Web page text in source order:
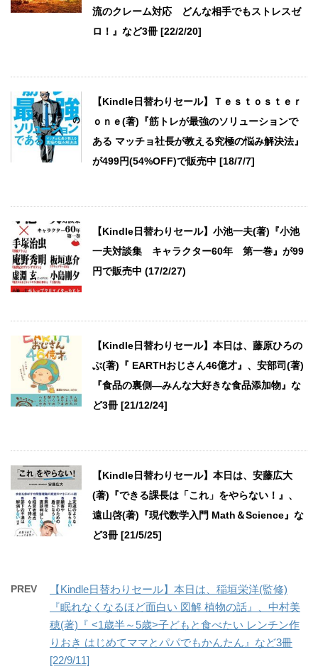
流のクレーム対応 どんな相手でもストレスゼ
ロ！』など3冊 [22/2/20]
【Kindle日替わりセール】Ｔｅｓｔｏｓｔｅｒ
ｏｎｅ(著)『筋トレが最強のソリューションで
ある マッチョ社長が教える究極の悩み解決法』
が499円(54%OFF)で販売中 [18/7/7]
【Kindle日替わりセール】小池一夫(著)『小池
一夫対談集 キャラクター60年 第一巻』が99
円で販売中 (17/2/27)
【Kindle日替わりセール】本日は、藤原ひろの
ぶ(著)『 EARTHおじさん46億才』、安部司(著)
『食品の裏側―みんな大好きな食品添加物』な
ど3冊 [21/12/24]
【Kindle日替わりセール】本日は、安藤広大
(著)『できる課長は「これ」をやらない！』、
遠山啓(著)『現代数学入門 Math＆Science』な
ど3冊 [21/5/25]
PREV
【Kindle日替わりセール】本日は、稲垣栄洋(監修)
『眠れなくなるほど面白い 図解 植物の話』、中村美
穂(著)『 <1歳半～5歳>子どもと食べたい レンチン作
りおき はじめてママとパパでもかんたん』など3冊
[22/9/11]